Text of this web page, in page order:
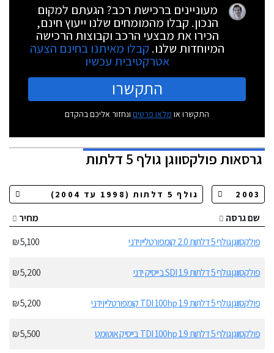
מעוניינים ברכישת רכב? הגעתם למקום
הנכון. קבלו מהמומחים שלנו ייעוץ חינם,
הכירו את מבצעי הרכב וקבוצות הרכישה
המיוחדות שלנו. קבלו מאיתנו בחינם הצעה
אטרקטיבית עכשיו
התקשרו
התקשרו או מלאו פרטים ונחזור אליכם בהקדם
גרסאותפולקסווגן גולף 5 דלתות
שם גרסה
מחיר
פולקסווגן גולף 5 דלתות 2.0 קומפורטליין ידני
5,100 ₪
פולקסווגן גולף 5 דלתות 1.9 SDI בייסיק ידני 5,200 ₪
פולקסווגן גולף 5 דלתות 1.9 TDI 100hp קומפורטליין ידני 5,200 ₪
פולקסווגן גולף 5 דלתות 1.9 TDI 100hp בייסיק אוטומט 5,500 ₪